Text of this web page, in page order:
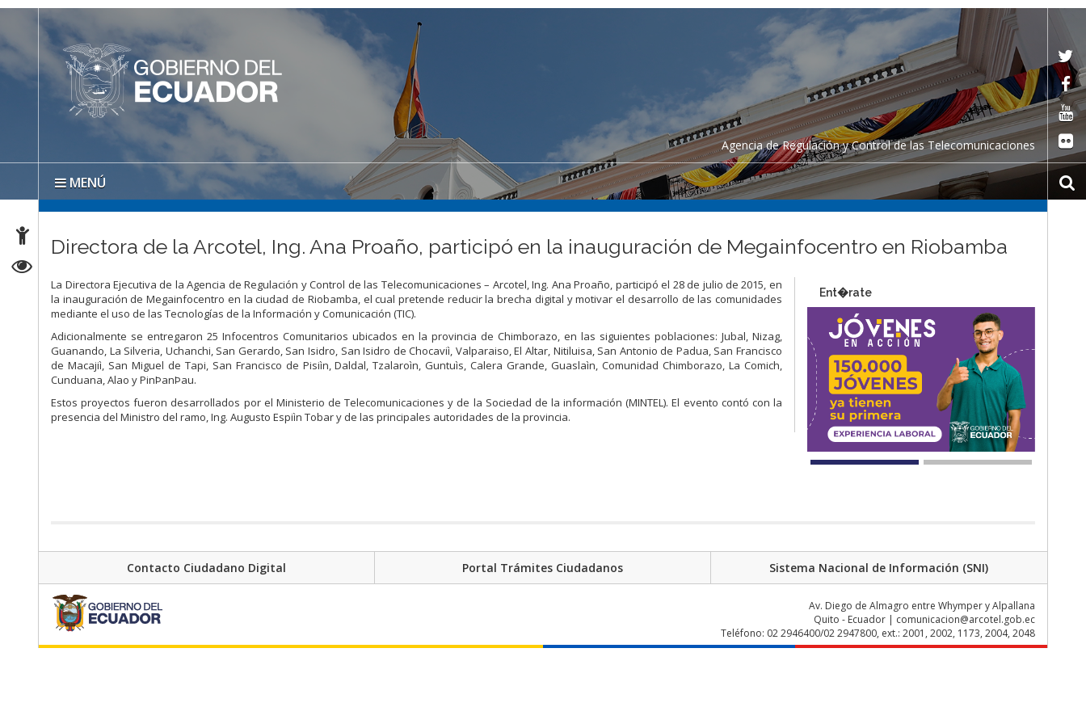
Agencia de Regulación y Control de las Telecomunicaciones
MENÚ
Directora de la Arcotel, Ing. Ana Proaño, participó en la inauguración de Megainfocentro en Riobamba
La Directora Ejecutiva de la Agencia de Regulación y Control de las Telecomunicaciones – Arcotel, Ing. Ana Proaño, participó el 28 de julio de 2015, en
la inauguración de Megainfocentro en la ciudad de Riobamba, el cual pretende reducir la brecha digital y motivar el desarrollo de las comunidades
mediante el uso de las Tecnologías de la Información y Comunicación (TIC).
Adicionalmente se entregaron 25 Infocentros Comunitarios ubicados en la provincia de Chimborazo, en las siguientes poblaciones: Jubal, Nizag,
Guanando, La Silveria, Uchanchi, San Gerardo, San Isidro, San Isidro de Chocaviì, Valparaiso, El Altar, Nitiluisa, San Antonio de Padua, San Francisco
de Macajiì, San Miguel de Tapi, San Francisco de Pisiìn, Daldal, Tzalaroìn, Guntuìs, Calera Grande, Guaslaìn, Comunidad Chimborazo, La Comich,
Cunduana, Alao y PinÞanÞau.
Estos proyectos fueron desarrollados por el Ministerio de Telecomunicaciones y de la Sociedad de la información (MINTEL). El evento contó con la
presencia del Ministro del ramo, Ing. Augusto Espiìn Tobar y de las principales autoridades de la provincia.
Ent�rate
Contacto Ciudadano Digital Portal Trámites Ciudadanos Sistema Nacional de Información (SNI)
Av. Diego de Almagro entre Whymper y Alpallana
Quito - Ecuador | comunicacion@arcotel.gob.ec
Teléfono: 02 2946400/02 2947800, ext.: 2001, 2002, 1173, 2004, 2048